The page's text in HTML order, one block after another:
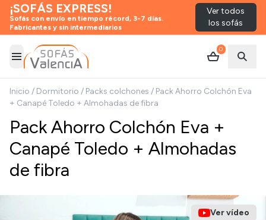
¡SOFÁS EXPRESS!
Sofás con envío en tiempo récord, 3-7 días.
Fabricantes y sin intermediarios
Ver todos
los sofás
Abrir menú
0
Inicio / Dormitorio / Packs colchones / Pack Ahorro Colchón Eva
+ Canapé Toledo + Almohadas de fibra
Ver vídeo
Pack Ahorro Colchón Eva +
Canapé Toledo + Almohadas
de fibra